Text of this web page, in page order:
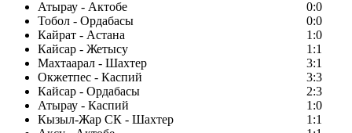
Атырау - Актобе
0:0
Тобол - Ордабасы
0:0
Кайрат - Астана
1:0
Кайсар - Жетысу
1:1
Махтаарал - Шахтер
3:1
Окжетпес - Каспий
3:3
Кайсар - Ордабасы
2:3
Атырау - Каспий
1:0
Кызыл-Жар СК - Шахтер
1:1